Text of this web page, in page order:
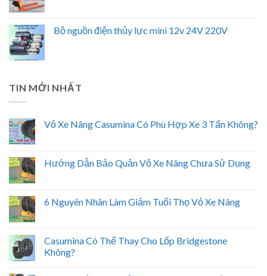
Bộ nguồn điện thủy lực mini 12v 24V 220V
TIN MỚI NHẤT
Vỏ Xe Nâng Casumina Có Phù Hợp Xe 3 Tấn Không?
Hướng Dẫn Bảo Quản Vỏ Xe Nâng Chưa Sử Dụng
6 Nguyên Nhân Làm Giảm Tuổi Thọ Vỏ Xe Nâng
Casumina Có Thể Thay Cho Lốp Bridgestone
Không?